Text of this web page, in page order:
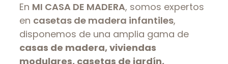
En MI CASA DE MADERA, somos expertos
en casetas de madera infantiles,
disponemos de una amplia gama de
casas de madera, viviendas
modulares, casetas de jardín,